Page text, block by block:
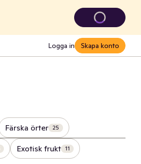
Logga in Skapa konto
Färska örter 25
Exotisk frukt 11